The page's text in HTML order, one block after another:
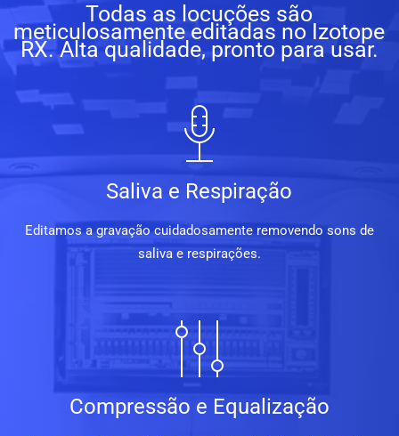
Todas as locuções são
meticulosamente editadas no Izotope
RX. Alta qualidade, pronto para usar.
Saliva e Respiração
Editamos a gravação cuidadosamente removendo sons de
saliva e respirações.
Compressão e Equalização